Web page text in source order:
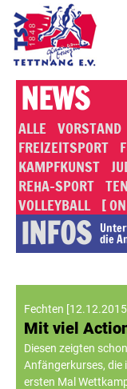
NEWS
ALLE VORSTAND
FREIZEITSPORT
KAMPFKUNST
REHA-SPORT
VOLLEYBALL [
INFOS die
Fechten [12.12.2015
Mit viel
Diesen zeigten
Anfängerkurses, die
ersten Mal